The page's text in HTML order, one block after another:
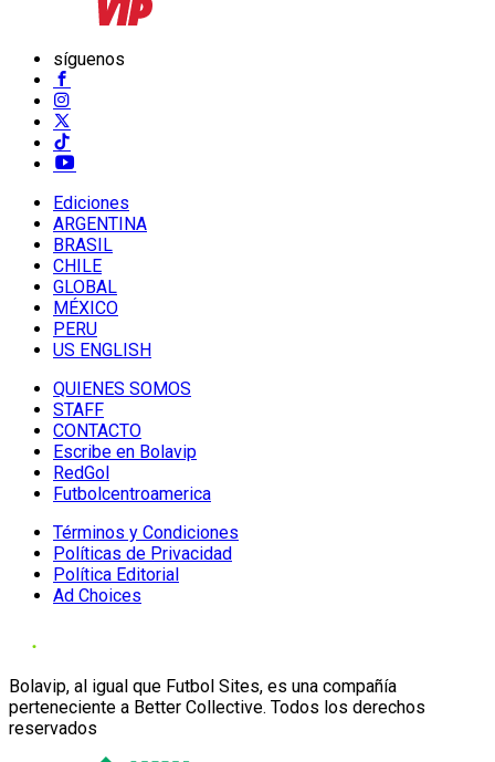
síguenos
Ediciones
ARGENTINA
BRASIL
CHILE
GLOBAL
MÉXICO
PERU
US ENGLISH
QUIENES SOMOS
STAFF
CONTACTO
Escribe en Bolavip
RedGol
Futbolcentroamerica
Términos y Condiciones
Políticas de Privacidad
Política Editorial
Ad Choices
Bolavip, al igual que Futbol Sites, es una compañía
perteneciente a Better Collective. Todos los derechos
reservados